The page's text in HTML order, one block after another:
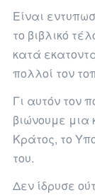
Είναι
το βιβλικό
κατά
πολλοί τον
Γι αυτόν τον
βιώνουμε μια
Κράτος, το
του.
Δεν ίδρυσε